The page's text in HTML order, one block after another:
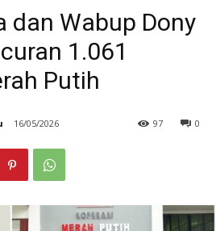
dan Wabup Dony
1.061
Putih
16/05/2026 0
97